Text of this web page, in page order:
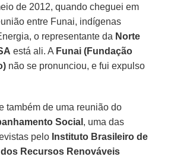
de 2012, quando cheguei em
entre Funai, indígenas
o representante da Norte
está ali. A Funai (Fundação
não se pronunciou, e fui expulso
também de uma reunião do
Social , uma das
pelo Instituto Brasileiro de
dos Recursos Renováveis